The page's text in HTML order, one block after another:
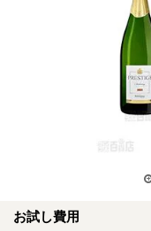
お試し費用